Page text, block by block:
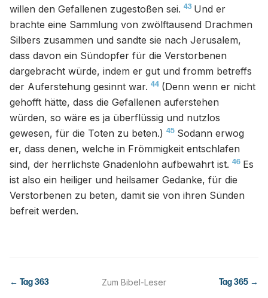
willen den Gefallenen zugestoßen sei. 43 Und er
brachte eine Sammlung von zwölftausend Drachmen
Silbers zusammen und sandte sie nach Jerusalem,
dass davon ein Sündopfer für die Verstorbenen
dargebracht würde, indem er gut und fromm betreffs
der Auferstehung gesinnt war. 44 (Denn wenn er nicht
gehofft hätte, dass die Gefallenen auferstehen
würden, so wäre es ja überflüssig und nutzlos
gewesen, für die Toten zu beten.) 45 Sodann erwog
er, dass denen, welche in Frömmigkeit entschlafen
sind, der herrlichste Gnadenlohn aufbewahrt ist. 46 Es
ist also ein heiliger und heilsamer Gedanke, für die
Verstorbenen zu beten, damit sie von ihren Sünden
befreit werden.
← Tag363 Zum Bibel-Leser Tag365 →